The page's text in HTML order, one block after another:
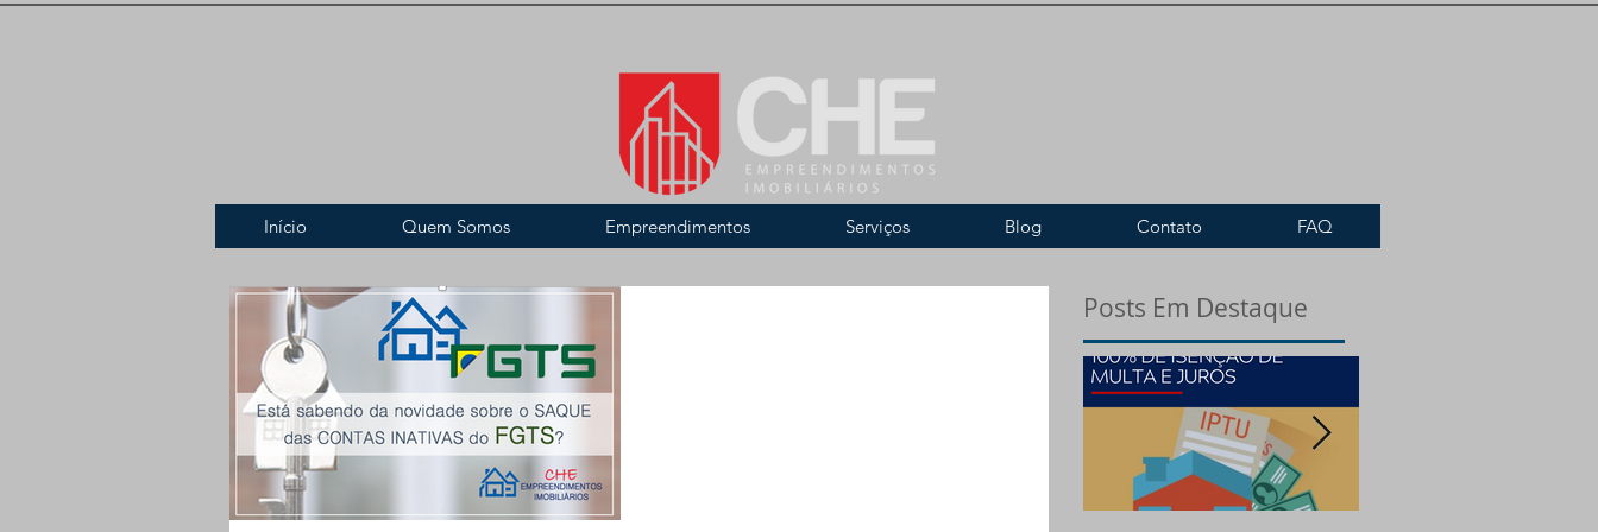
Início Quem Somos Empreendimentos Serviços Blog Contato FAQ
Posts Em Destaque